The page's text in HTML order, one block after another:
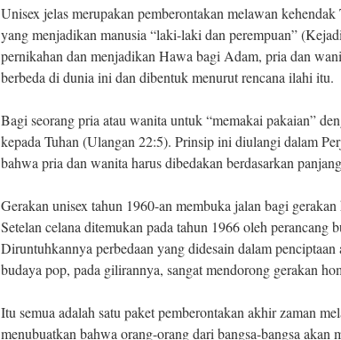
Unisex jelas merupakan pemberontakan melawan
yang menjadikan manusia “laki-laki dan perempuan”
pernikahan dan menjadikan Hawa bagi Adam, pria dan
berbeda di dunia ini dan dibentuk menurut rencana ilahi itu.
Bagi seorang pria atau wanita untuk “memakai pakaian”
kepada Tuhan (Ulangan 22:5). Prinsip ini diulangi dalam
bahwa pria dan wanita harus dibedakan berdasarkan
Gerakan unisex tahun 1960-an membuka jalan bagi
Setelan celana ditemukan pada tahun 1966 oleh perancang
Diruntuhkannya perbedaan yang didesain dalam
budaya pop, pada gilirannya, sangat mendorong gerakan
Itu semua adalah satu paket pemberontakan akhir zaman
menubuatkan bahwa orang-orang dari bangsa-bangsa